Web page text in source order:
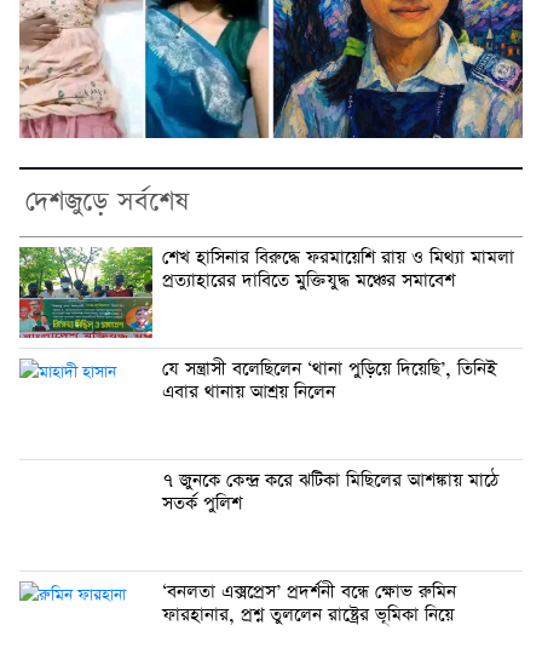
দেশজুড়ে সর্বশেষ
শেখ হাসিনার বিরুদ্ধে ফরমায়েশি রায় ও মিথ্যা মামলা
প্রত্যাহারের দাবিতে মুক্তিযুদ্ধ মঞ্চের সমাবেশ
যে সন্ত্রাসী বলেছিলেন ‘থানা পুড়িয়ে দিয়েছি’, তিনিই
এবার থানায় আশ্রয় নিলেন
৭ জুনকে কেন্দ্র করে ঝটিকা মিছিলের আশঙ্কায় মাঠে
সতর্ক পুলিশ
‘বনলতা এক্সপ্রেস’ প্রদর্শনী বন্ধে ক্ষোভ রুমিন
ফারহানার, প্রশ্ন তুললেন রাষ্ট্রের ভূমিকা নিয়ে